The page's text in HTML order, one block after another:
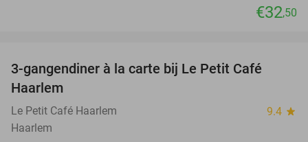
€32,50
3-gangendiner à la carte bij Le Petit Café
Haarlem
Le Petit Café Haarlem 9.4 star
Haarlem